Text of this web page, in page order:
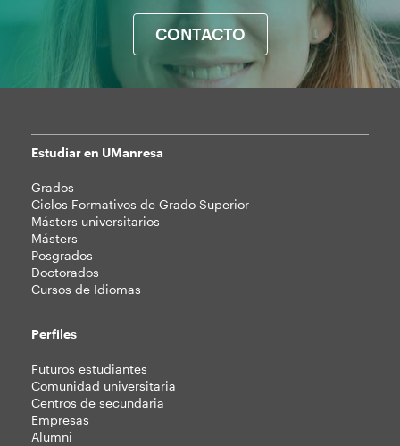
CONTACTO
Mapa
web
Estudiar en UManresa
Grados
Ciclos Formativos de Grado Superior
Másters universitarios
Másters
Posgrados
Doctorados
Cursos de Idiomas
Perfiles
Futuros estudiantes
Comunidad universitaria
Centros de secundaria
Empresas
Alumni